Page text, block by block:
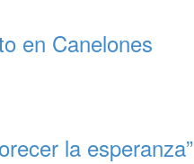
en Canelones
la esperanza”